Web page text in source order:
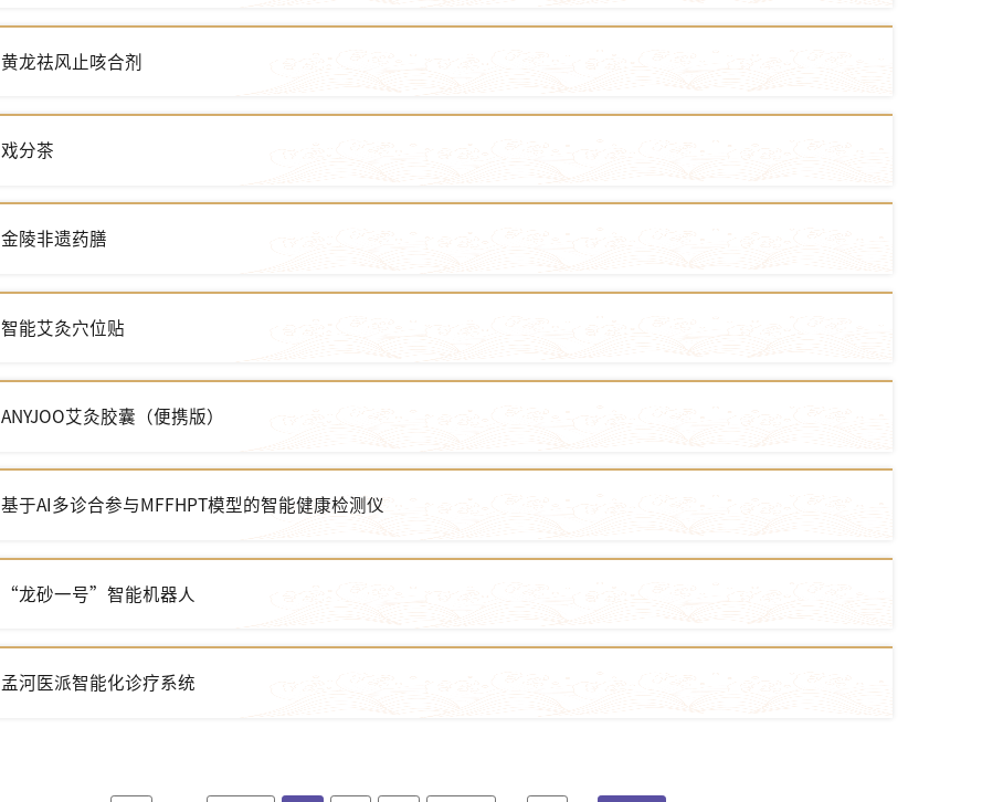
黄龙祛风止咳合剂
戏分茶
金陵非遗药膳
智能艾灸穴位贴
ANYJOO艾灸胶囊（便携版）
基于AI多诊合参与MFFHPT模型的智能健康检测仪
“龙砂一号”智能机器人
孟河医派智能化诊疗系统